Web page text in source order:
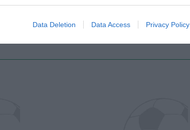
Data Deletion Data Access Privacy Policy